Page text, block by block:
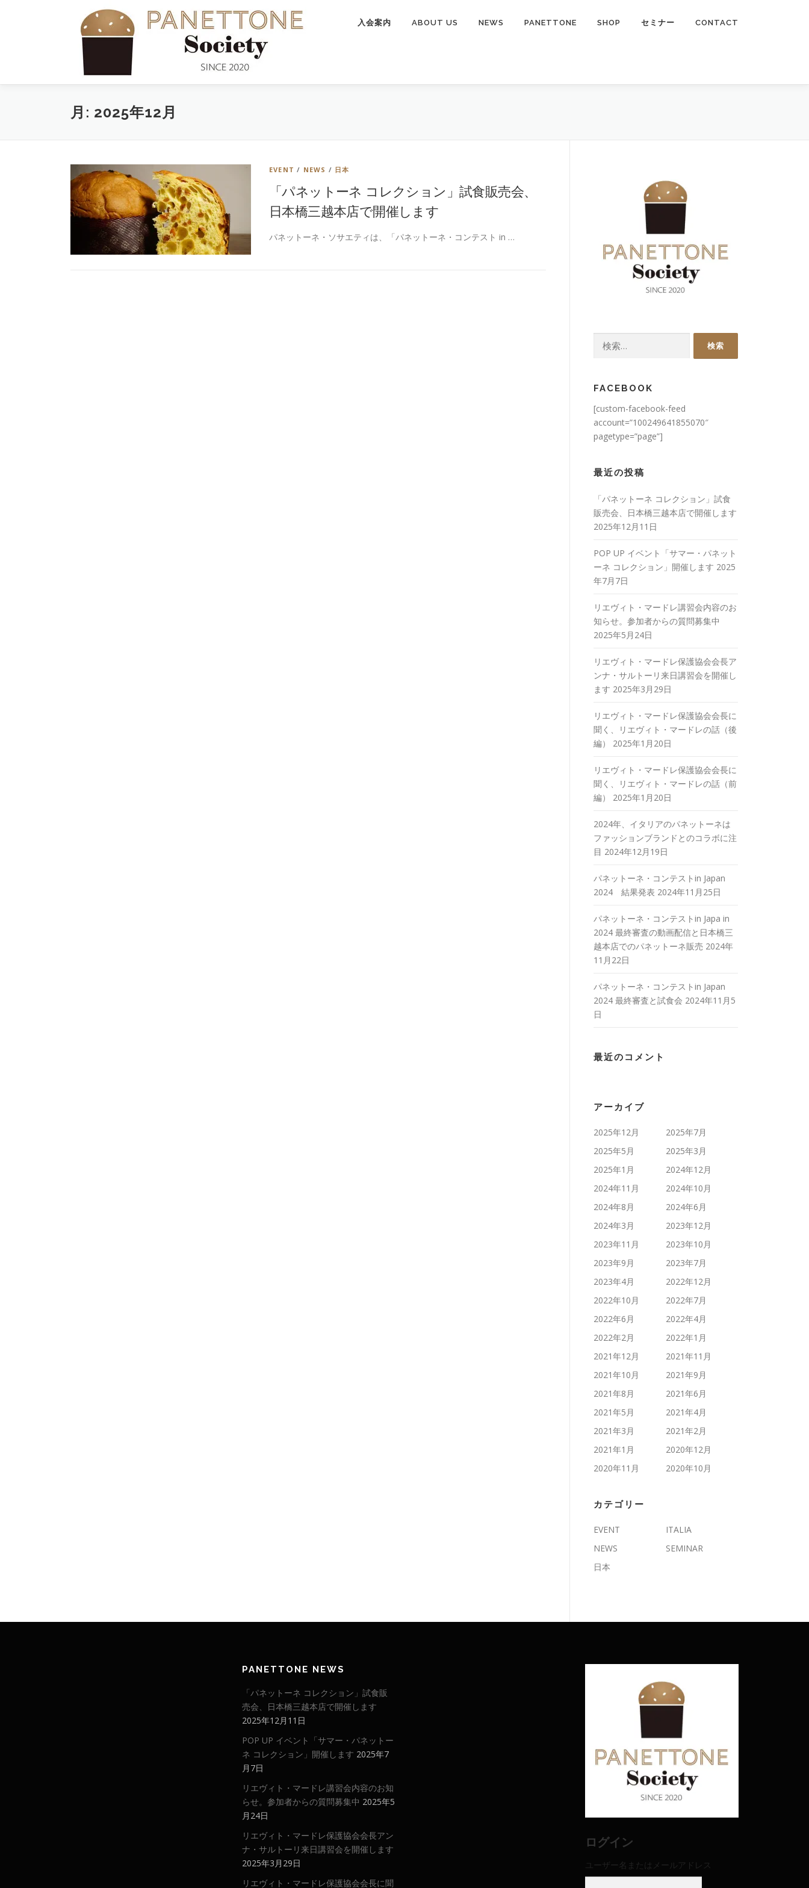
入会案内 ABOUT US NEWS PANETTONE SHOP セミナー CONTACT
月: 2025年12月
EVENT / NEWS / 日本
「パネットーネ コレクション」試食販売会、
日本橋三越本店で開催します
パネットーネ・ソサエティは、「パネットーネ・コンテスト in …
FACEBOOK
[custom-facebook-feed
account=”100249641855070″
pagetype=”page”]
最近の投稿
「パネットーネ コレクション」試食
販売会、日本橋三越本店で開催します
2025年12月11日
POP UP イベント「サマー・パネット
ーネ コレクション」開催します 2025
年7月7日
リエヴィト・マードレ講習会内容のお
知らせ。参加者からの質問募集中
2025年5月24日
リエヴィト・マードレ保護協会会長ア
ンナ・サルトーリ来日講習会を開催し
ます 2025年3月29日
リエヴィト・マードレ保護協会会長に
聞く、リエヴィト・マードレの話（後
編）
2025年1月20日
リエヴィト・マードレ保護協会会長に
聞く、リエヴィト・マードレの話（前
編）
2025年1月20日
2024年、イタリアのパネットーネは
ファッションブランドとのコラボに注
目 2024年12月19日
パネットーネ・コンテストin Japan
2024 結果発表 2024年11月25日
パネットーネ・コンテストin Japa in
2024 最終審査の動画配信と日本橋三
越本店でのパネットーネ販売 2024年
11月22日
パネットーネ・コンテストin Japan
2024 最終審査と試食会 2024年11月5
日
最近のコメント
アーカイブ
2025年12月
2025年7月
2025年5月
2025年3月
2025年1月
2024年12月
2024年11月
2024年10月
2024年8月
2024年6月
2024年3月
2023年12月
2023年11月
2023年10月
2023年9月
2023年7月
2023年4月
2022年12月
2022年10月
2022年7月
2022年6月
2022年4月
2022年2月
2022年1月
2021年12月
2021年11月
2021年10月
2021年9月
2021年8月
2021年6月
2021年5月
2021年4月
2021年3月
2021年2月
2021年1月
2020年12月
2020年11月
2020年10月
カテゴリー
EVENT
ITALIA
NEWS
SEMINAR
日本
PANETTONE NEWS
「パネットーネ コレクション」試食販
売会、日本橋三越本店で開催します
2025年12月11日
POP UP イベント「サマー・パネットー
ネ コレクション」開催します 2025年7
月7日
リエヴィト・マードレ講習会内容のお知
らせ。参加者からの質問募集中 2025年5
月24日
リエヴィト・マードレ保護協会会長アン
ナ・サルトーリ来日講習会を開催します
2025年3月29日
リエヴィト・マードレ保護協会会長に聞
ログイン
ユーザー名またはメールアドレス